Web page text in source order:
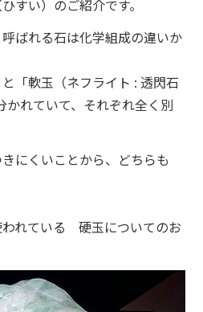
すい）のご紹介です。
ばれる石は化学組成の違いか
「軟玉（ネフライト : 透閃石
れていて、それぞれ全く別
にくいことから、どちらも
れている 硬玉についてのお